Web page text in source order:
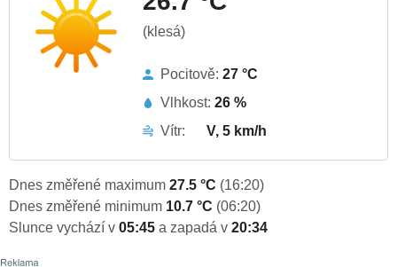
(klesá)
Pocitově: 27 °C
Vlhkost: 26 %
Vítr:
V, 5 km/h
Dnes změřené maximum 27.5 °C (16:20)
Dnes změřené minimum 10.7 °C (06:20)
Slunce vychází v 05:45 a zapadá v 20:34